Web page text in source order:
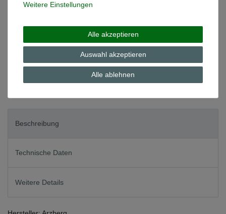
Versandkosten
Beschreibung
Technische Daten
Weitere Details
Weitere Einstellungen
Alle akzeptieren
Auswahl akzeptieren
Alle ablehnen